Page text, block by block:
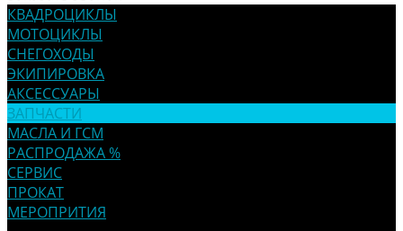
КВАДРОЦИКЛЫ
МОТОЦИКЛЫ
СНЕГОХОДЫ
ЭКИПИРОВКА
АКСЕССУАРЫ
ЗАПЧАСТИ
МАСЛА И ГСМ
РАСПРОДАЖА %
СЕРВИС
ПРОКАТ
МЕРОПРИТИЯ